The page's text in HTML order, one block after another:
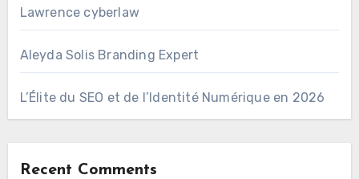
Lawrence cyberlaw
Aleyda Solis Branding Expert
L’Élite du SEO et de l’Identité Numérique en 2026
Recent Comments